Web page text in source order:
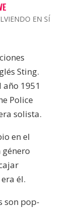
EN SÍ
Sting.
año 1951
Police
solista.
en el
él.
son pop-